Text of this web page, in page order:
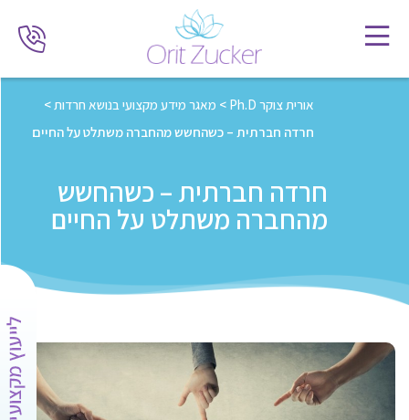
אורית צוקר Ph.D > מאגר מידע מקצועי בנושא חרדות>
חרדה חברתית – כשהחשש מהחברה משתלט על החיים
חרדה חברתית – כשהחשש
מהחברה משתלט על החיים